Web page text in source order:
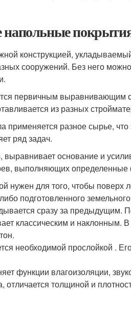
напольные
конструкцией,
сооружений. Без него
первичным выравнивающим
из разных
применяется разное сырье,
ряд задач.
основание и
выполняющих определенные
нужен для того, чтобы
подготовленного
сразу за предыдущим.
классическим и наклонным.
необходимой прослойкой .
функции влагоизоляции,
отличается толщиной и